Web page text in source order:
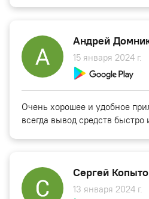
Андрей
15 января 2024 г.
Очень хорошее и удобное
всегда вывод средств быстро
Сергей
13 января 2024 г.